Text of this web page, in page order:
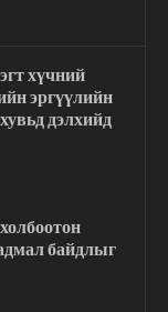
хүчний
эргүүлийн
дэлхийд
байдлыг